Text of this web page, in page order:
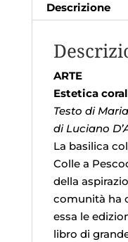
Descrizione
ARTE
Estetica
Testo di
di Luciano
La basilica
Colle a
della
comunità ha
essa le
libro di